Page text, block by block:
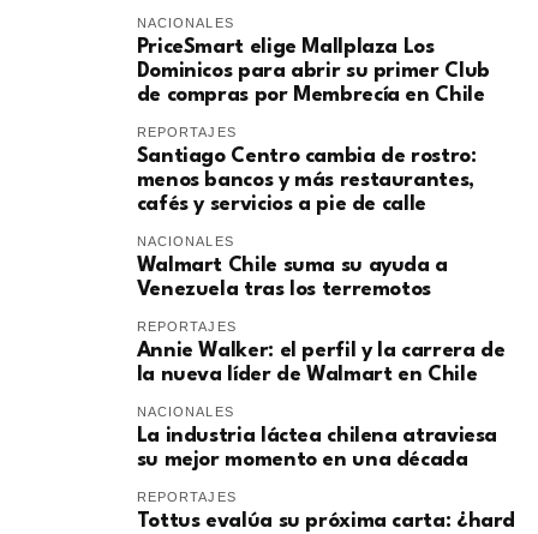
NACIONALES
PriceSmart elige Mallplaza Los
Dominicos para abrir su primer Club
de compras por Membrecía en Chile
REPORTAJES
Santiago Centro cambia de rostro:
menos bancos y más restaurantes,
cafés y servicios a pie de calle
NACIONALES
Walmart Chile suma su ayuda a
Venezuela tras los terremotos
REPORTAJES
Annie Walker: el perfil y la carrera de
la nueva líder de Walmart en Chile
NACIONALES
La industria láctea chilena atraviesa
su mejor momento en una década
REPORTAJES
Tottus evalúa su próxima carta: ¿hard